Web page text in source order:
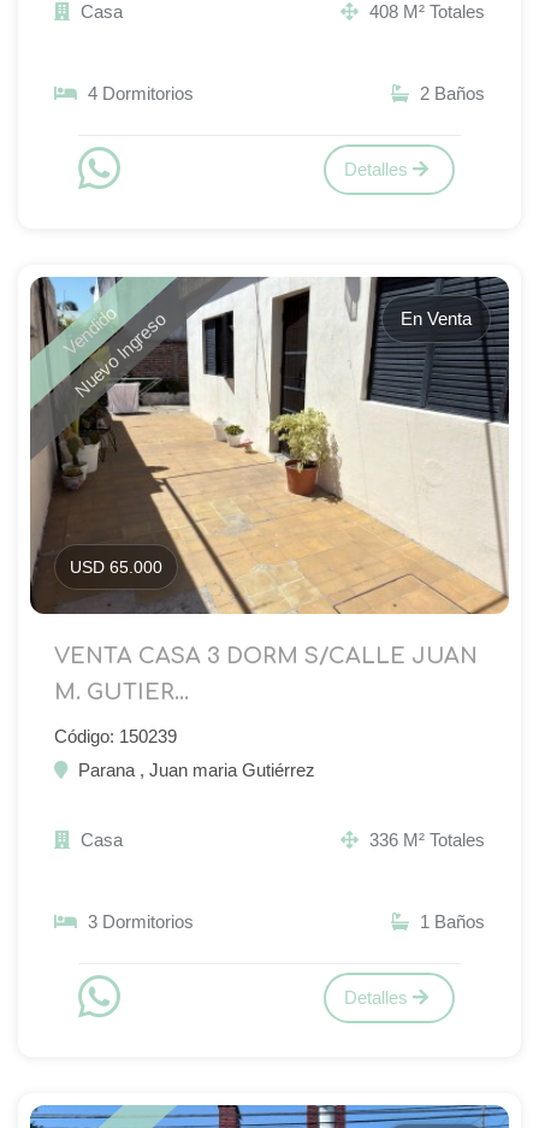
Casa 408 M² Totales
4 Dormitorios 2 Baños
Detalles
Vendido
Nuevo Ingreso En Venta
USD 65.000
VENTA CASA 3 DORM S/CALLE JUAN
M. GUTIER...
Código: 150239
Parana , Juan maria Gutiérrez
Casa 336 M² Totales
3 Dormitorios 1 Baños
Detalles